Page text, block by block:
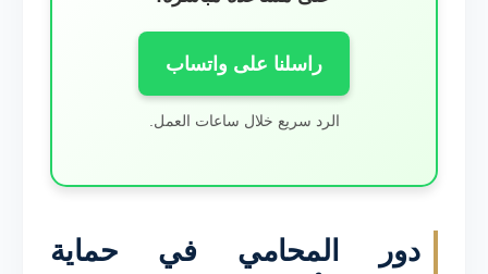
راسلنا على واتساب
الرد سريع خلال ساعات العمل.
دور المحامي في حماية